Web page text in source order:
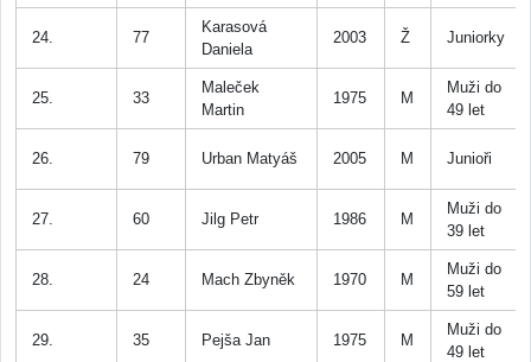
24. 77
Karasová
Daniela
2003 Ž Juniorky
25. 33
Maleček
Martin
1975 M
Muži do
49 let
26. 79 Urban Matyáš 2005 M Junioři
27. 60 Jilg Petr 1986 M
Muži do
39 let
28. 24 Mach Zbyněk 1970 M
Muži do
59 let
29. 35 Pejša Jan 1975 M
Muži do
49 let